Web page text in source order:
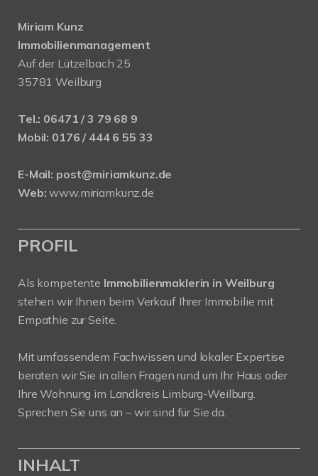
Miriam Kunz
Immobilienmanagement
Auf der Lützelbach 25
35781 Weilburg
Tel.: 06471 / 3 79 68 9
Mobil: 0176 / 444 6 55 33
E-Mail: post@miriamkunz.de
Web: www.miriamkunz.de
PROFIL
Als kompetente Immobilienmaklerin in Weilburg
stehen wir Ihnen beim Verkauf Ihrer Immobilie mit
Empathie zur Seite.
Mit umfassendem Fachwissen und lokaler Expertise
beraten wir Sie in allen Fragen rund um Ihr Haus oder
Ihre Wohnung im Landkreis Limburg-Weilburg.
Sprechen Sie uns an – wir sind für Sie da.
INHALT